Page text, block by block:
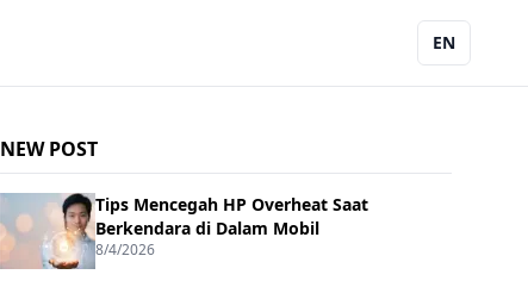
EN
NEW POST
Tips Mencegah HP Overheat Saat
Berkendara di Dalam Mobil
8/4/2026